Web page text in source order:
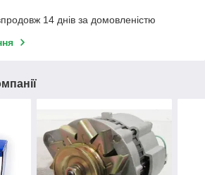
14 днів за домовленістю